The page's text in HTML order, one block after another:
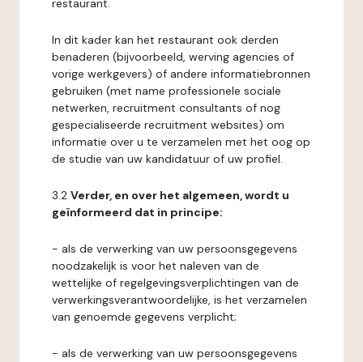
restaurant.
In dit kader kan het restaurant ook derden
benaderen (bijvoorbeeld, werving agencies of
vorige werkgevers) of andere informatiebronnen
gebruiken (met name professionele sociale
netwerken, recruitment consultants of nog
gespecialiseerde recruitment websites) om
informatie over u te verzamelen met het oog op
de studie van uw kandidatuur of uw profiel.
3.2 Verder, en over het algemeen, wordt u
geïnformeerd dat in principe:
- als de verwerking van uw persoonsgegevens
noodzakelijk is voor het naleven van de
wettelijke of regelgevingsverplichtingen van de
verwerkingsverantwoordelijke, is het verzamelen
van genoemde gegevens verplicht;
- als de verwerking van uw persoonsgegevens